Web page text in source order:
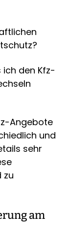
ich den Kfz-
Angebote
und
sehr
zu
am